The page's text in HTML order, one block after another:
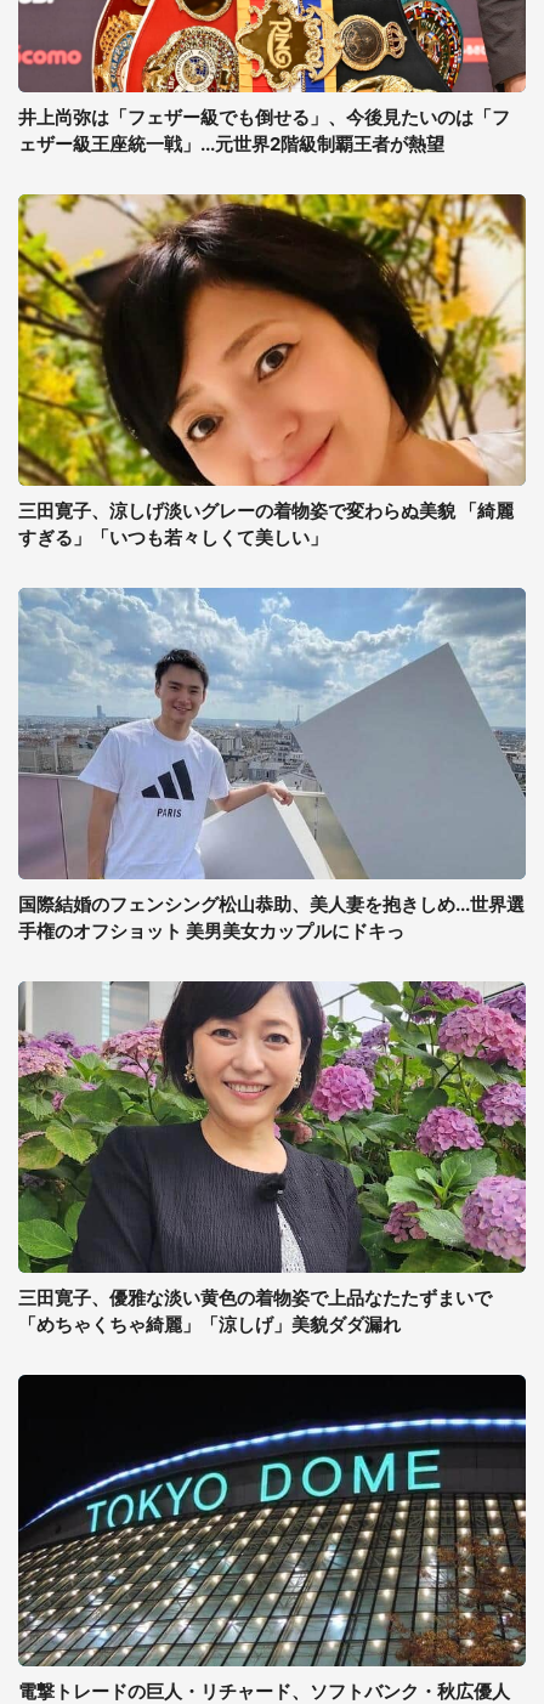
井上尚弥は「フェザー級でも倒せる」、今後見たいのは「フ
ェザー級王座統一戦」...元世界2階級制覇王者が熱望
三田寛子、涼しげ淡いグレーの着物姿で変わらぬ美貌 「綺麗
すぎる」「いつも若々しくて美しい」
国際結婚のフェンシング松山恭助、美人妻を抱きしめ...世界選
手権のオフショット 美男美女カップルにドキっ
三田寛子、優雅な淡い黄色の着物姿で上品なたたずまいで
「めちゃくちゃ綺麗」「涼しげ」美貌ダダ漏れ
電撃トレードの巨人・リチャード、ソフトバンク・秋広優人